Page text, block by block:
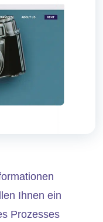
Ihnen ein
Prozesses